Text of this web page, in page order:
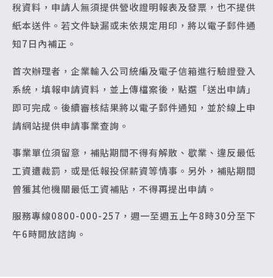
稅資料，申請人無須提供營收證明報表及發票，也不提供
紙本送件。若文件缺漏或未依規定用印，將以電子郵件通
知7日內補正。
首次辦理者，企業輸入公司統編及電子信箱進行驗證登入
系統，填報申請資料，並上傳檔案後，點選「送出申請」
即可完成。後續審核結果將以電子郵件通知，並於線上申
請網站提供申請事業查詢。
事業單位須留意，補貼期間不得有解散、歇業、違反最低
工資遭裁罰，或是低報投保薪資等情事。另外，補貼期間
曾獲其他機關最低工資補貼，不得再提出申請。
服務專線0800-000-257，週一至週五上午8時30分至下
午6時開放諮詢。